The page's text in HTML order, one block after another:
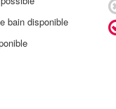
bain disponible